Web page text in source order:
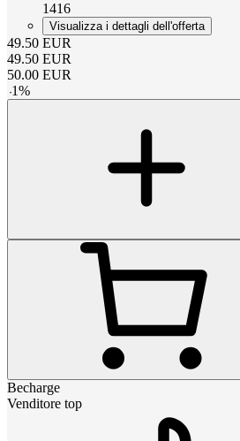
1416
Visualizza i dettagli dell'offerta
49.50 EUR
49.50 EUR
50.00 EUR
-1%
Becharge
Venditore top